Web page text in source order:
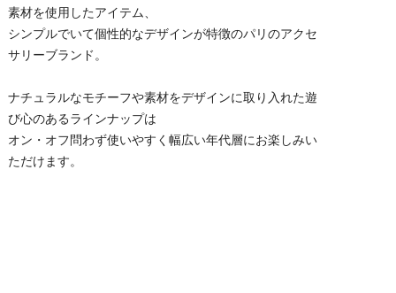
素材を使用したアイテム、
シンプルでいて個性的なデザインが特徴のパリのアクセ
サリーブランド。
ナチュラルなモチーフや素材をデザインに取り入れた遊
び心のあるラインナップは
オン・オフ問わず使いやすく幅広い年代層にお楽しみい
ただけます。